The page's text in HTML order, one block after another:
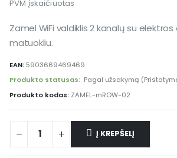
PVM įskaičiuotas
Zamel WiFi valdiklis 2 kanalų su
matuokliu.
EAN: 5903669469469
Produkto statusas: Pagal užsakymą
Produkto kodas: ZAMEL-mROW-02
Į KREPŠELĮ